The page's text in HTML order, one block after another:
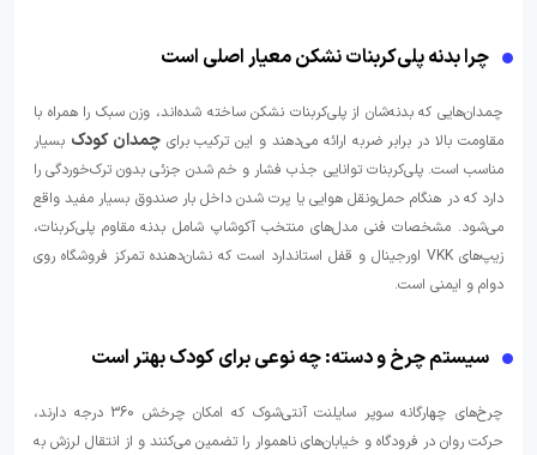
چرا بدنه پلی‌کربنات نشکن معیار اصلی است
چمدان‌هایی که بدنه‌شان از پلی‌کربنات نشکن ساخته شده‌اند، وزن سبک را همراه با
مقاومت بالا در برابر ضربه ارائه می‌دهند و این ترکیب برایچمدان کودک بسیار
مناسب است. پلی‌کربنات توانایی جذب فشار و خم شدن جزئی بدون ترک‌خوردگی را
دارد که در هنگام حمل‌ونقل هوایی یا پرت شدن داخل بار صندوق بسیار مفید واقع
می‌شود. مشخصات فنی مدل‌های منتخب آکوشاپ شامل بدنه مقاوم پلی‌کربنات،
زیپ‌های VKK اورجینال و قفل استاندارد است که نشان‌دهنده تمرکز فروشگاه روی
دوام و ایمنی است.
سیستم چرخ و دسته: چه نوعی برای کودک بهتر است
چرخ‌های چهارگانه سوپر سایلنت آنتی‌شوک که امکان چرخش 360 درجه دارند،
حرکت روان در فرودگاه و خیابان‌های ناهموار را تضمین می‌کنند و از انتقال لرزش به